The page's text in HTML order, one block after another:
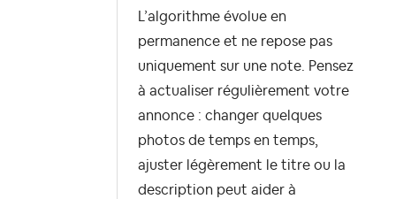
L’algorithme évolue en
permanence et ne repose pas
uniquement sur une note. Pensez
à actualiser régulièrement votre
annonce : changer quelques
photos de temps en temps,
ajuster légèrement le titre ou la
description peut aider à